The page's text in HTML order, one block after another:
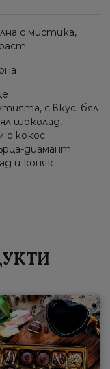
с мистика,
:
с вкус: бял
шоколад,
с кокос
диамант
и коняк